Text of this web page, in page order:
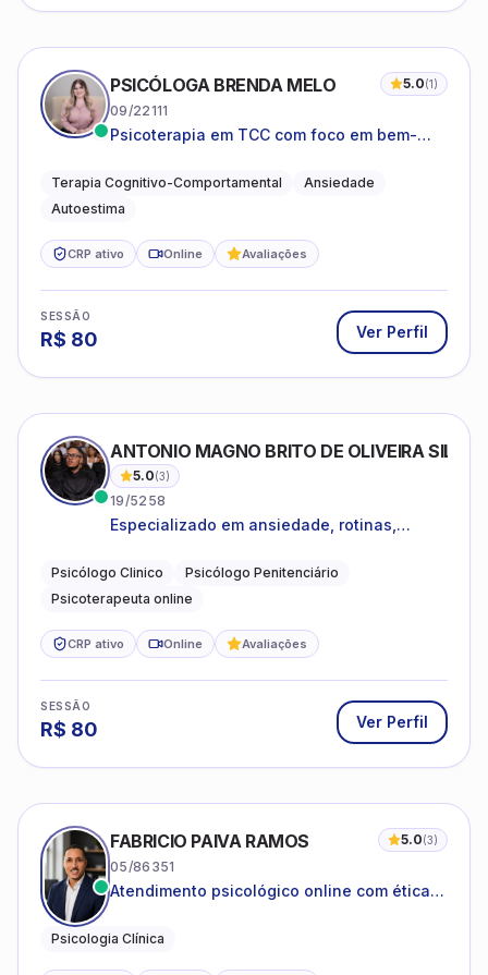
PSICÓLOGA BRENDA MELO 5.0(1)
09/22111
Psicoterapia em TCC com foco em bem-
o cotidiano
Terapia Cognitivo-Comportamental
Ansiedade
Autoestima
CRP ativo Online Avaliações
SESSÃO
R$ 80 Ver Perfil
ANTONIO MAGNO BRITO DE OLIVEIRA SILVA
5.0(3)
19/5258
Especializado em ansiedade, rotinas,
familiares e questões comportamentais.
Psicólogo Clinico
Psicólogo Penitenciário
Psicoterapeuta online
CRP ativo Online Avaliações
SESSÃO
R$ 80 Ver Perfil
FABRICIO PAIVA RAMOS 5.0(3)
05/86351
Atendimento psicológico online com ética,
Psicologia Clínica